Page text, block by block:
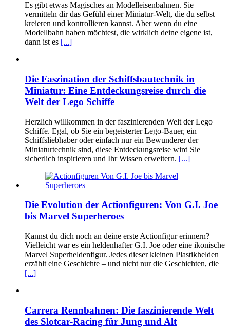
Es gibt etwas Magisches an Modelleisenbahnen. Sie
vermitteln dir das Gefühl einer Miniatur-Welt, die du selbst
kreieren und kontrollieren kannst. Aber wenn du eine
Modellbahn haben möchtest, die wirklich deine eigene ist,
dann ist es [...]
Die Faszination der Schiffsbautechnik in
Miniatur: Eine Entdeckungsreise durch die
Welt der Lego Schiffe
Herzlich willkommen in der faszinierenden Welt der Lego
Schiffe. Egal, ob Sie ein begeisterter Lego-Bauer, ein
Schiffsliebhaber oder einfach nur ein Bewunderer der
Miniaturtechnik sind, diese Entdeckungsreise wird Sie
sicherlich inspirieren und Ihr Wissen erweitern. [...]
Die Evolution der Actionfiguren: Von G.I. Joe
bis Marvel Superheroes
Kannst du dich noch an deine erste Actionfigur erinnern?
Vielleicht war es ein heldenhafter G.I. Joe oder eine ikonische
Marvel Superheldenfigur. Jedes dieser kleinen Plastikhelden
erzählt eine Geschichte – und nicht nur die Geschichten, die
[...]
Carrera Rennbahnen: Die faszinierende Welt
des Slotcar-Racing für Jung und Alt